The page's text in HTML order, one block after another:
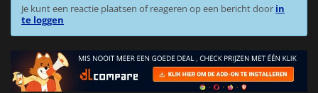
Je kunt een reactie plaatsen of reageren op een bericht door in
te loggen